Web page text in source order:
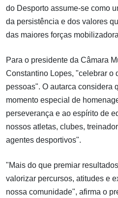
do Desporto assume-se como
da persistência e dos valores
das maiores forças
Para o presidente da Câmara
Constantino Lopes, "celebrar o
pessoas". O autarca considera
momento especial de
perseverança e ao espírito de
nossos atletas, clubes,
agentes desportivos".
"Mais do que premiar
valorizar percursos, atitudes e
nossa comunidade", afirma o